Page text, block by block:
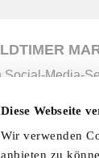
Diese Webseite
Wir verwenden
anbieten zu
Media-